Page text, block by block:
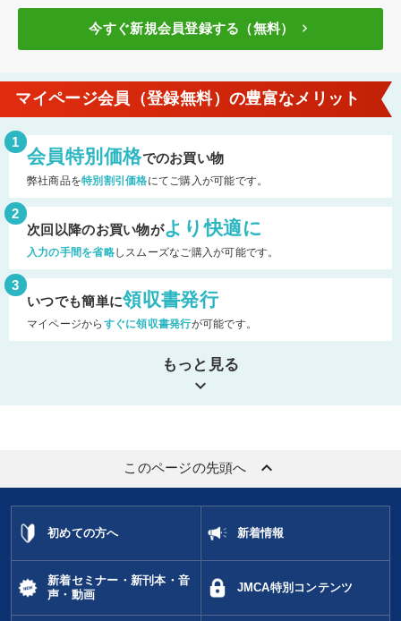
今すぐ新規会員登録する（無料） keyboard_arrow_right
マイページ会員（登録無料）の豊富なメリット
1
会員特別価格でのお買い物
弊社商品を特別割引価格にてご購入が可能です。
2
次回以降のお買い物がより快適に
入力の手間を省略しスムーズなご購入が可能です。
3
いつでも簡単に領収書発行
マイページから すぐに領収書発行が可能です。
もっと見る
keyboard_arrow_down
このページの先頭へ keyboard_arrow_up
初めての方へ 新着情報
新着セミナー・新刊本・音
声・動画
JMCA特別コンテンツ